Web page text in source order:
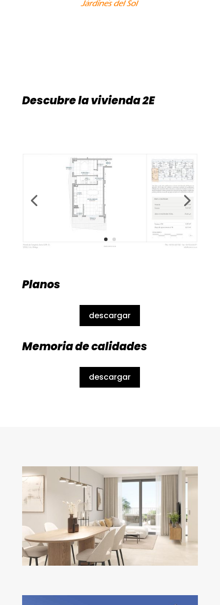
Descubre la vivienda 2E
Planos
descargar
Memoria de calidades
descargar